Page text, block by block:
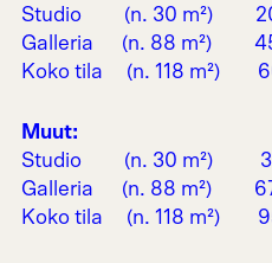
Studio (n. 30 m²)
Galleria (n. 88 m²)
Koko tila (n. 118 m²)
Muut:
Studio (n. 30 m²)
Galleria (n. 88 m²)
Koko tila (n. 118 m²)